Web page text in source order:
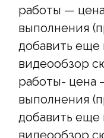
работы —
выполнения
добавить еще
видеообзор
работы- цена
выполнения
добавить еще
видеообзор